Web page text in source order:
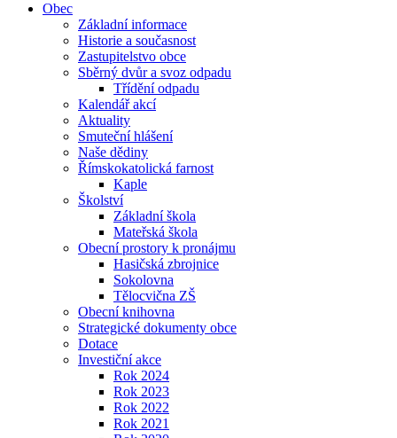
Obec
Základní informace
Historie a současnost
Zastupitelstvo obce
Sběrný dvůr a svoz odpadu
Třídění odpadu
Kalendář akcí
Aktuality
Smuteční hlášení
Naše dědiny
Římskokatolická farnost
Kaple
Školství
Základní škola
Mateřská škola
Obecní prostory k pronájmu
Hasičská zbrojnice
Sokolovna
Tělocvična ZŠ
Obecní knihovna
Strategické dokumenty obce
Dotace
Investiční akce
Rok 2024
Rok 2023
Rok 2022
Rok 2021